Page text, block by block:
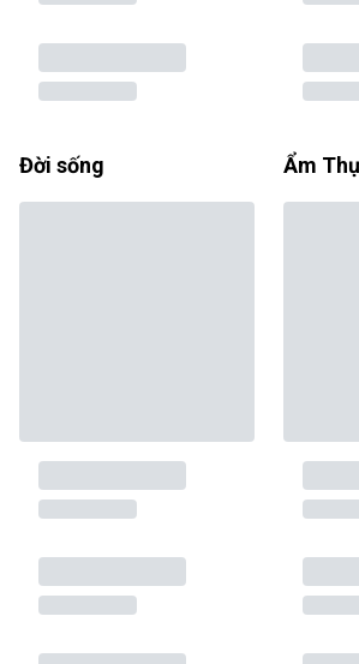
Đời sống Ẩm